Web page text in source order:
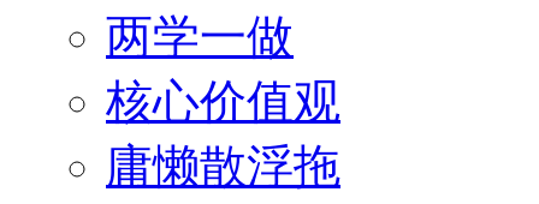
两学一做
核心价值观
庸懒散浮拖